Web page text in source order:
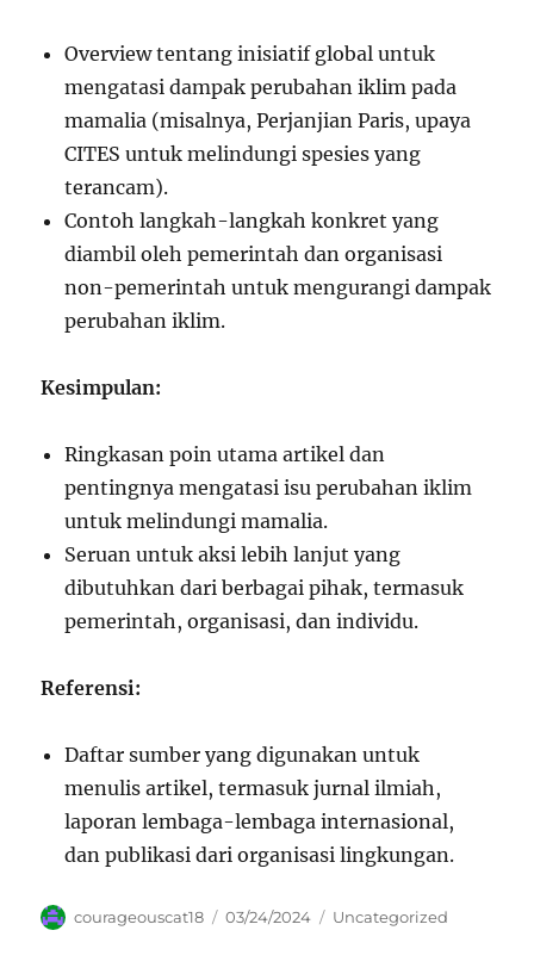
Overview tentang inisiatif global untuk
mengatasi dampak perubahan iklim pada
mamalia (misalnya, Perjanjian Paris, upaya
CITES untuk melindungi spesies yang
terancam).
Contoh langkah-langkah konkret yang
diambil oleh pemerintah dan organisasi
non-pemerintah untuk mengurangi dampak
perubahan iklim.
Kesimpulan:
Ringkasan poin utama artikel dan
pentingnya mengatasi isu perubahan iklim
untuk melindungi mamalia.
Seruan untuk aksi lebih lanjut yang
dibutuhkan dari berbagai pihak, termasuk
pemerintah, organisasi, dan individu.
Referensi:
Daftar sumber yang digunakan untuk
menulis artikel, termasuk jurnal ilmiah,
laporan lembaga-lembaga internasional,
dan publikasi dari organisasi lingkungan.
Author
courageouscat18
Posted
03/24/2024 Categories
Uncategorized